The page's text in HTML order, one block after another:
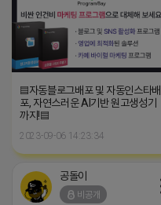
▤자동블로그배포 및 자동인스타배
포, 자연스러운 AI기반 원고생성기
까지!▤
2023-09-06 14:23:34
공돌이
비공개